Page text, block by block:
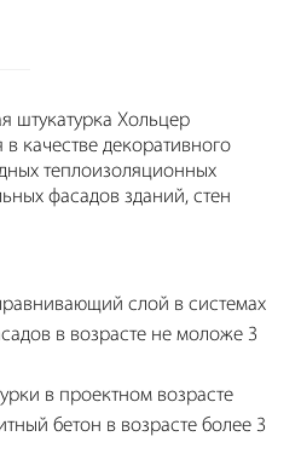
штукатурка Хольцер
качестве декоративного
теплоизоляционных
фасадов зданий, стен
слой в системах
в возрасте не моложе 3
в проектном возрасте
бетон в возрасте более 3